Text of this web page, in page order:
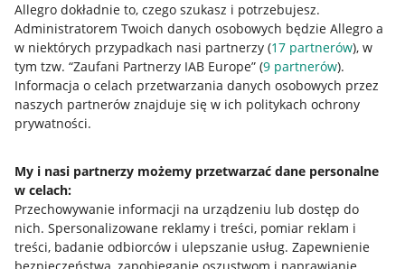
Allegro dokładnie to, czego szukasz i potrzebujesz.
Administratorem Twoich danych osobowych będzie Allegro a
w niektórych przypadkach nasi partnerzy (17 partnerów), w
tym tzw. “Zaufani Partnerzy IAB Europe” (9 partnerów).
Informacja o celach przetwarzania danych osobowych przez
naszych partnerów znajduje się w ich politykach ochrony
prywatności.
My i nasi partnerzy możemy przetwarzać dane personalne
w celach:
Przechowywanie informacji na urządzeniu lub dostęp do
nich. Spersonalizowane reklamy i treści, pomiar reklam i
treści, badanie odbiorców i ulepszanie usług. Zapewnienie
Przydatne informacje
Jak to działa
Allegro Gadane dla sprzedających
Allegro Gadane dla kupujących
Mapa miejscowości